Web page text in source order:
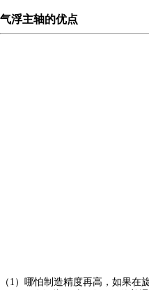
气浮主轴的优点
（1）哪怕制造精度再高，如果